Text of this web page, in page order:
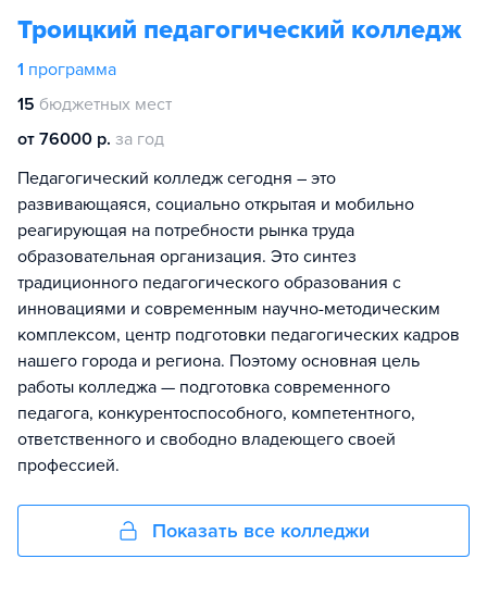
Троицкий педагогический колледж
1 программа
15 бюджетных мест
от 76000 р. за год
Педагогический колледж сегодня – это
развивающаяся, социально открытая и мобильно
реагирующая на потребности рынка труда
образовательная организация. Это синтез
традиционного педагогического образования с
инновациями и современным научно-методическим
комплексом, центр подготовки педагогических кадров
нашего города и региона. Поэтому основная цель
работы колледжа — подготовка современного
педагога, конкурентоспособного, компетентного,
ответственного и свободно владеющего своей
профессией.
Показать все колледжи